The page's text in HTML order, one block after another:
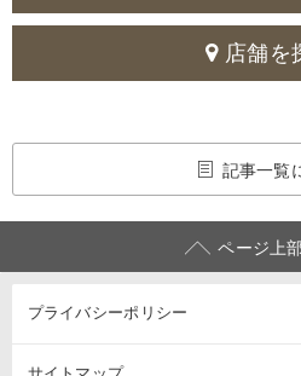
店舗を
記事一覧
ページ上
プライバシーポリシー